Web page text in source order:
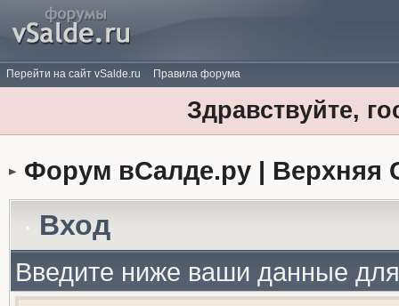
Перейти на сайт vSalde.ru Правила форума
Здравствуйте,
Форум вСалде.ру | Верхняя
Вход
Введите ниже ваши данные